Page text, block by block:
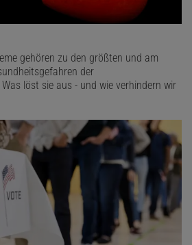
gehören zu den größten und am
der
löst sie aus - und wie verhindern wir